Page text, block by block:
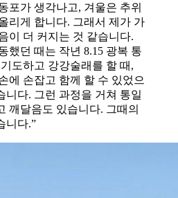
포가 생각나고, 겨울은 추위
리게 합니다. 그래서 제가 가
이 더 커지는 것 같습니다.
했던 때는 작년 8.15 광복 통
도하고 강강술래를 할 때,
에 손잡고 함께 할 수 있었으
니다. 그런 과정을 거쳐 통일
깨달음도 있습니다. 그때의
니다.”